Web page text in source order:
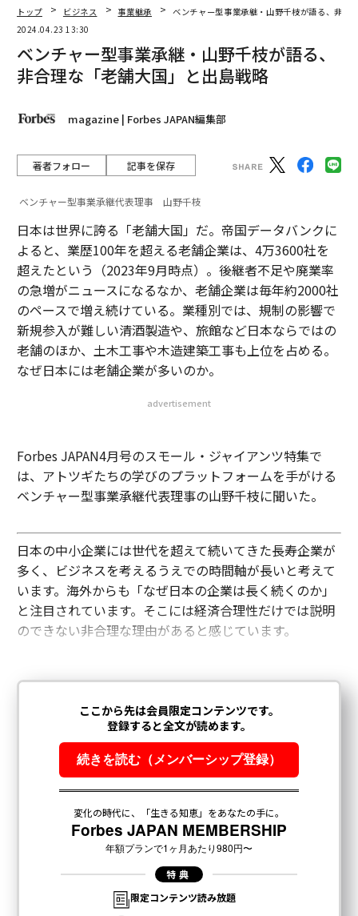
トップ ビジネス 事業継承
ベンチャー型事業承継・山野千枝が語る、非合
2024.04.23 13:30
ベンチャー型事業承継・山野千枝が語る、
非合理な「老舗大国」と出島戦略
magazine | Forbes JAPAN編集部
著者フォロー 記事を保存
ベンチャー型事業承継代表理事 山野千枝
日本は世界に誇る「老舗大国」だ。帝国データバンクに
よると、業歴100年を超える老舗企業は、4万3600社を
超えたという（2023年9月時点）。後継者不足や廃業率
の急増がニュースになるなか、老舗企業は毎年約2000社
のペースで増え続けている。業種別では、規制の影響で
新規参入が難しい清酒製造や、旅館など日本ならではの
老舗のほか、土木工事や木造建築工事も上位を占める。
なぜ日本には老舗企業が多いのか。
advertisement
Forbes JAPAN4月号のスモール・ジャイアンツ特集で
は、アトツギたちの学びのプラットフォームを手がける
ベンチャー型事業承継代表理事の山野千枝に聞いた。
日本の中小企業には世代を超えて続いてきた長寿企業が
多く、ビジネスを考えるうえでの時間軸が長いと考えて
います。海外からも「なぜ日本の企業は長く続くのか」
と注目されています。そこには経済合理性だけでは説明
のできない非合理な理由があると感じています。